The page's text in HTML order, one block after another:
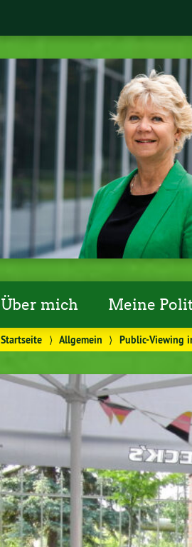
Über mich Meine
Startseite ⟩ Allgemein ⟩ Public-Viewing